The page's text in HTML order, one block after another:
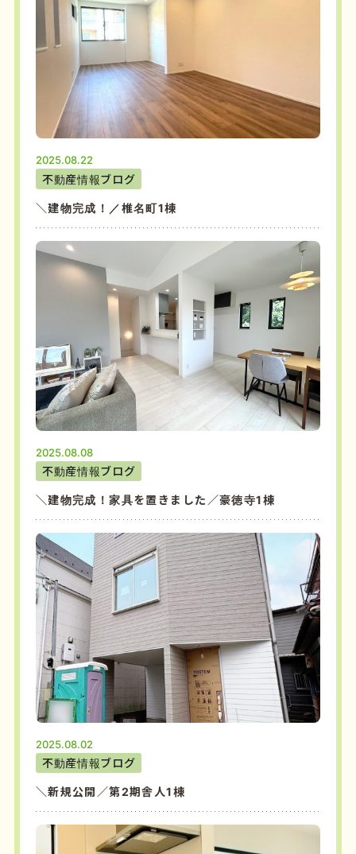
＼建物完成！／椎名町1棟
2025.08.22
不動産情報ブログ
＼建物完成！家具を置きました／豪徳寺1棟
2025.08.08
不動産情報ブログ
＼新規公開／第2期舎人1棟
2025.08.02
不動産情報ブログ